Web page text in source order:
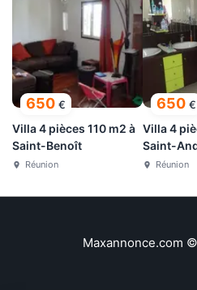
650 €
Villa 4 pièces 110 m2 à
Saint-Benoît
Réunion
650 €
Villa 4
Saint-
Réunion
Maxannonce.com ©